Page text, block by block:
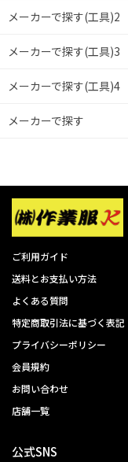
メーカーで探す(工具)2
メーカーで探す(工具)3
メーカーで探す(工具)4
メーカーで探す
ご利用ガイド
送料とお支払い方法
よくある質問
特定商取引法に基づく表記
プライバシーポリシー
会員規約
お問い合わせ
店舗一覧
公式SNS